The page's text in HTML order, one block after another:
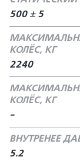
500 ± 5
КОЛЁС, КГ
2240
КОЛЁС, КГ
-
ВНУТРЕНЕЕ
5.2